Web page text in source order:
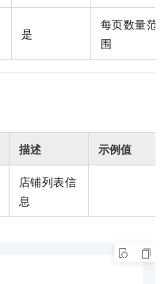
是
每页数量范
围
描述 示例值
店铺列表信
息